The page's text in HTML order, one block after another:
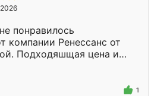
понравилось
компании Ренессанс от
Подходяшщая цена и
изготовления. Приехавший
Владислав
эскизу самый
1